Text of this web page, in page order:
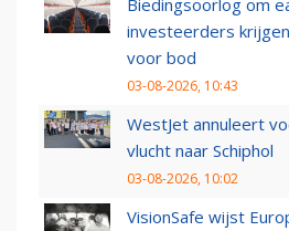
Biedingsoorlog om
investeerders
voor bod
03-08-2026, 10:43
WestJet annuleert
vlucht naar Schiphol
03-08-2026, 10:02
VisionSafe wijst